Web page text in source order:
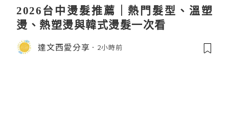
2026台中燙髮推薦｜熱門髮型、溫塑
燙、熱塑燙與韓式燙髮一次看
達文西愛分享 2小時前